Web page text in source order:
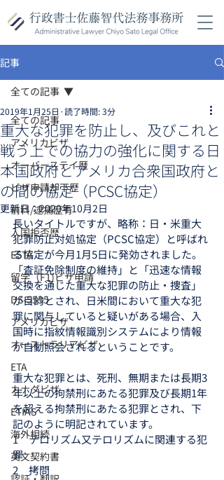
記事
全ての記事
アメリカビザ
オーバーステイ歴
ビザ申請却下歴
前科/逮捕歴有
入国拒否歴
ESTA
留学（F1)ビザ申請
DS-5535
アメリカビザ
オーストラリアビザ
ETA
カナダビザ
ETIAS
海外相続
英文契約書
全ての記事
重大な犯罪を防止し、及びこれと
戦う上での協力の強化に関する日
本国政府とアメリカ合衆国政府と
の間の協定（PCSC協定）
2019年1月25日 読了時間: 3分
更新日：2020年10月2日
長いタイトルですが、略称：日・米重大
犯罪防止対処協定（PCSC協定）と呼ばれ
る協定が今月1月5日に発効されました。
「査証免除制度の維持」と「迅速な情報
交換を通じた重大な犯罪の防止・捜査」
が目的とされ、日米間において重大な犯
罪に関与していると疑いがある場合、入
国時に指紋情報識別システムにより情報
が自動照会されるということです。
重大な犯罪とは、死刑、無期または長期3
年以上の拘禁刑にあたる犯罪及び長期1年
を超える拘禁刑にあたる犯罪とされ、下
記のように明記されています。
1　テロリズム又テロリズムに関連する犯
罪
2　拷問